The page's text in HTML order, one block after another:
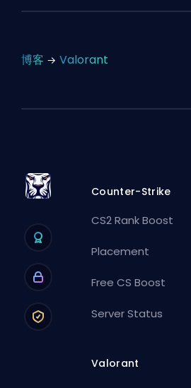
博客 Valorant
Counter-Strike
CS2 Rank Boost
Placement
Free CS Boost
Server Status
Valorant